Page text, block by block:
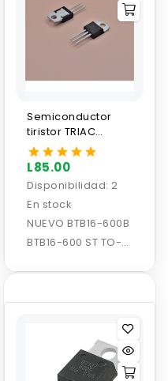
Semiconductor
tiristor TRIAC
BTB16-600
16A/600V
L85.00
Disponibilidad: 2
En stock
NUEVO BTB16-600B
BTB16-600 ST TO-